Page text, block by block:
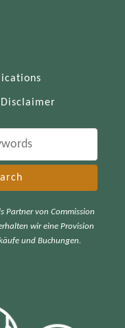
Partner von Commission
wir eine Provision
und Buchungen.